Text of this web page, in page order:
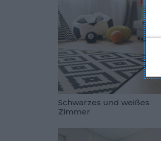
Schwarzes und weißes
Zimmer